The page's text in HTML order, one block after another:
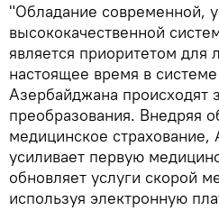
"Обладание современной,
высококачественной
является приоритетом для
настоящее время в
Азербайджана происходят
преобразования. Внедряя
медицинское страхование,
усиливает первую
обновляет услуги скорой
используя электронную